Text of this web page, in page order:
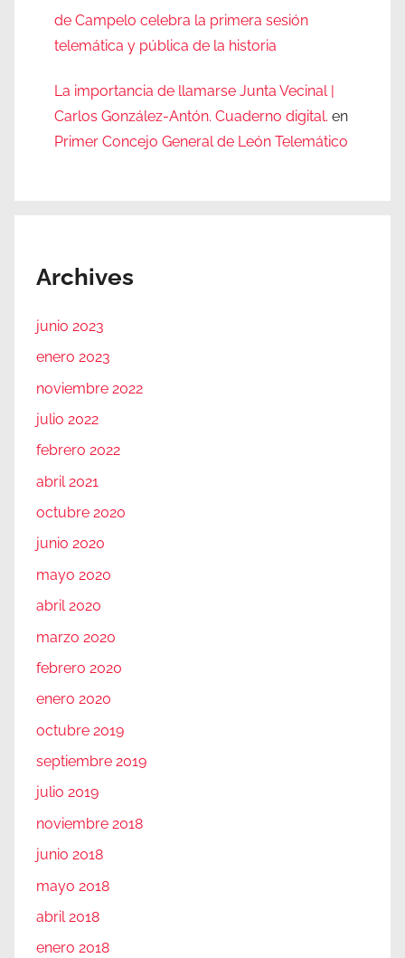
de Campelo celebra la primera sesión
telemática y pública de la historia
La importancia de llamarse Junta Vecinal |
Carlos González-Antón. Cuaderno digital. en
Primer Concejo General de León Telemático
Archives
junio 2023
enero 2023
noviembre 2022
julio 2022
febrero 2022
abril 2021
octubre 2020
junio 2020
mayo 2020
abril 2020
marzo 2020
febrero 2020
enero 2020
octubre 2019
septiembre 2019
julio 2019
noviembre 2018
junio 2018
mayo 2018
abril 2018
enero 2018